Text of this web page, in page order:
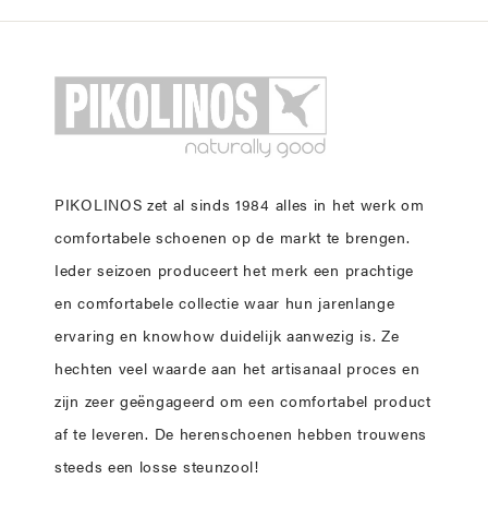
PIKOLINOS zet al sinds 1984 alles in het werk om
comfortabele schoenen op de markt te brengen.
Ieder seizoen produceert het merk een prachtige
en comfortabele collectie waar hun jarenlange
ervaring en knowhow duidelijk aanwezig is. Ze
hechten veel waarde aan het artisanaal proces en
zijn zeer geëngageerd om een comfortabel product
af te leveren. De herenschoenen hebben trouwens
steeds een losse steunzool!